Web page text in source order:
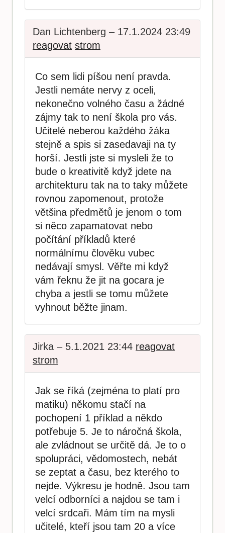
Dan Lichtenberg – 17.1.2024 23:49
reagovat strom
Co sem lidi píšou není pravda.
Jestli nemáte nervy z oceli,
nekonečno volného času a žádné
zájmy tak to není škola pro vás.
Učitelé neberou každého žáka
stejně a spis si zasedavaji na ty
horší. Jestli jste si mysleli že to
bude o kreativitě když jdete na
architekturu tak na to taky můžete
rovnou zapomenout, protože
většina předmětů je jenom o tom
si něco zapamatovat nebo
počítání příkladů které
normálnímu člověku vubec
nedávají smysl. Věřte mi když
vám řeknu že jit na gocara je
chyba a jestli se tomu můžete
vyhnout běžte jinam.
Jirka – 5.1.2021 23:44 reagovat
strom
Jak se říká (zejména to platí pro
matiku) někomu stačí na
pochopení 1 příklad a někdo
potřebuje 5. Je to náročná škola,
ale zvládnout se určitě dá. Je to o
spolupráci, vědomostech, nebát
se zeptat a času, bez kterého to
nejde. Výkresu je hodně. Jsou tam
velcí odborníci a najdou se tam i
velcí srdcaři. Mám tím na mysli
učitelé, kteří jsou tam 20 a více